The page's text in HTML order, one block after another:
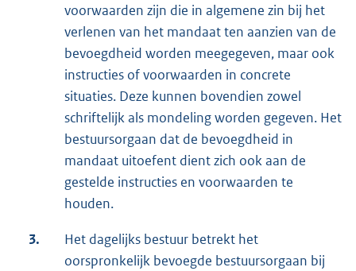
voorwaarden zijn die in algemene zin bij het
verlenen van het mandaat ten aanzien van de
bevoegdheid worden meegegeven, maar ook
instructies of voorwaarden in concrete
situaties. Deze kunnen bovendien zowel
schriftelijk als mondeling worden gegeven. Het
bestuursorgaan dat de bevoegdheid in
mandaat uitoefent dient zich ook aan de
gestelde instructies en voorwaarden te
houden.
3.
Het dagelijks bestuur betrekt het
oorspronkelijk bevoegde bestuursorgaan bij